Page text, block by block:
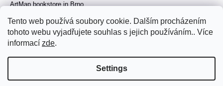
Tento web používá soubory cookie. Dalším procházením
tohoto webu vyjadřujete souhlas s jejich používáním.. Více
informací zde.
Settings
ArtMap bookstore in Brno
Brno, Radnická 4
Tue–Fri 11–19 h
Sat 14–19 h